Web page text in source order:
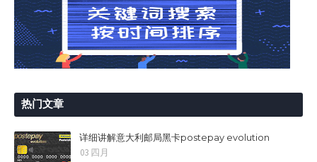
热门文章
详细讲解意大利邮局黑卡postepay evolution
03 四月